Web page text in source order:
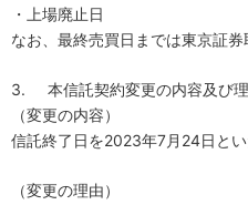
・上場廃止日
なお、最終売買日までは東京証券
3. 本信託契約変更の内容及び
（変更の内容）
信託終了日を2023年7月 24日と
（変更の理由）